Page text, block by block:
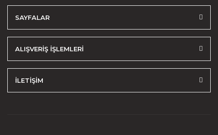
SAYFALAR
ALIŞVERİŞ İŞLEMLERİ
İLETİŞİM